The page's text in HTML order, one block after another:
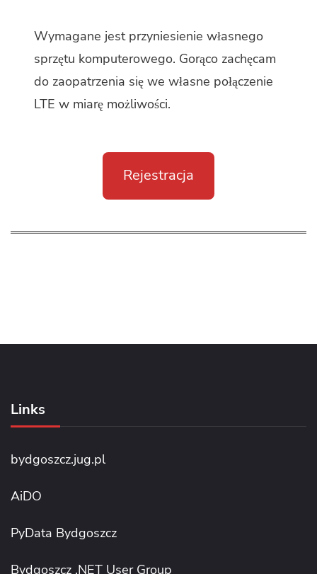
Wymagane jest przyniesienie własnego
sprzętu komputerowego. Gorąco zachęcam
do zaopatrzenia się we własne połączenie
LTE w miarę możliwości.
Rejestracja
Links
bydgoszcz.jug.pl
AiDO
PyData Bydgoszcz
Bydgoszcz .NET User Group